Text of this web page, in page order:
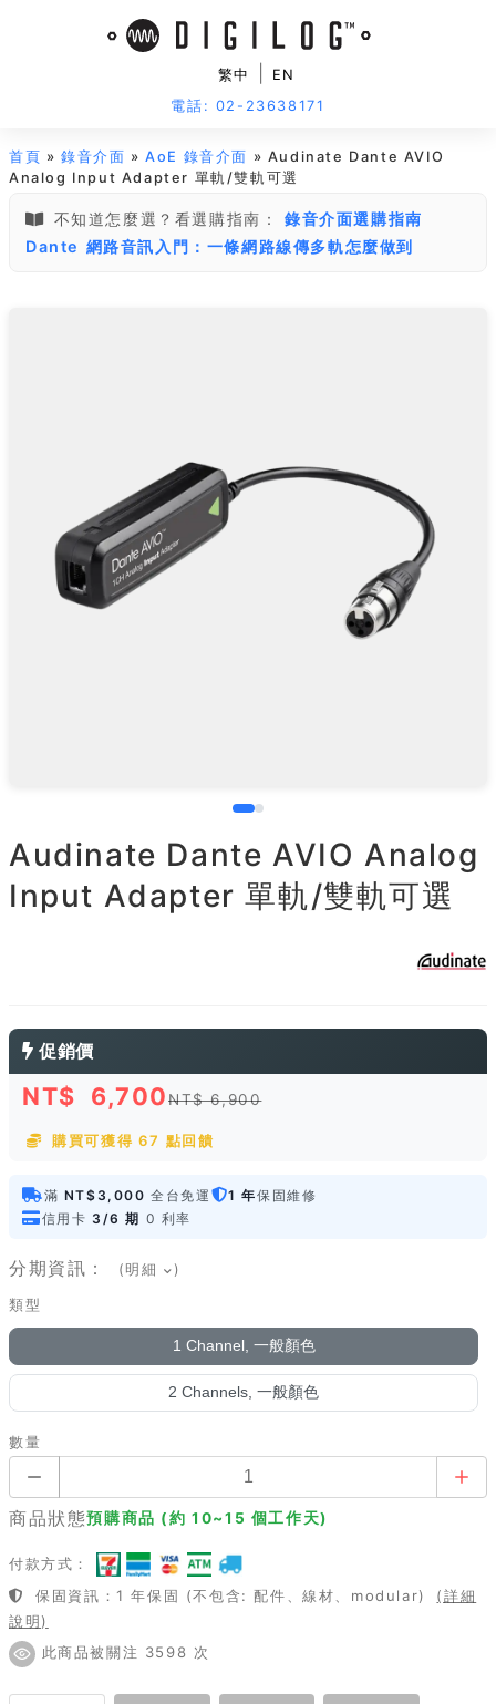
繁中
EN
電話: 02-23638171
首頁 »錄音介面 »AoE 錄音介面 » Audinate Dante AVIO
Analog Input Adapter 單軌/雙軌可選
不知道怎麼選？看選購指南：
錄音介面選購指南
Dante 網路音訊入門：一條網路線傳多軌怎麼做到
Audinate Dante AVIO Analog
Input Adapter 單軌/雙軌可選
促銷價
NT$ 6,700NT$ 6,900
購買可獲得 67 點回饋
滿 NT$3,000 全台免運 1 年保固維修
信用卡 3/6 期 0 利率
分期資訊： (明細 )
類型
1 Channel, 一般顏色
2 Channels, 一般顏色
數量
商品狀態預購商品 (約 10~15 個工作天)
付款方式：
保固資訊：1 年保固 (不包含: 配件、線材、modular)
(詳細
說明)
此商品被關注 3598 次